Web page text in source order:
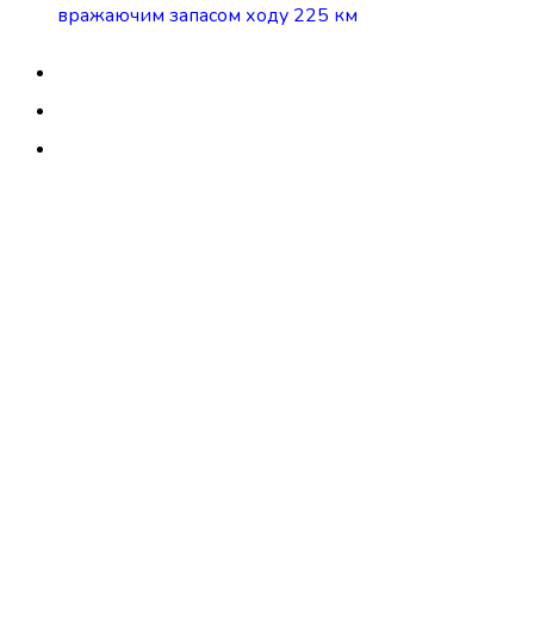
вражаючим запасом ходу 225 км